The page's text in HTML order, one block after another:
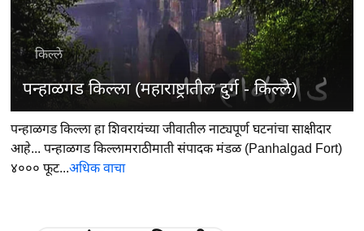
किल्ले
पन्हाळगड किल्ला (महाराष्ट्रातील दुर्ग - किल्ले)
पन्हाळगड किल्ला हा शिवरायंच्या जीवातील नाट्यपूर्ण घटनांचा साक्षीदार
आहे... पन्हाळगड किल्लामराठीमाती संपादक मंडळ (Panhalgad Fort)
४००० फूट...अधिक वाचा